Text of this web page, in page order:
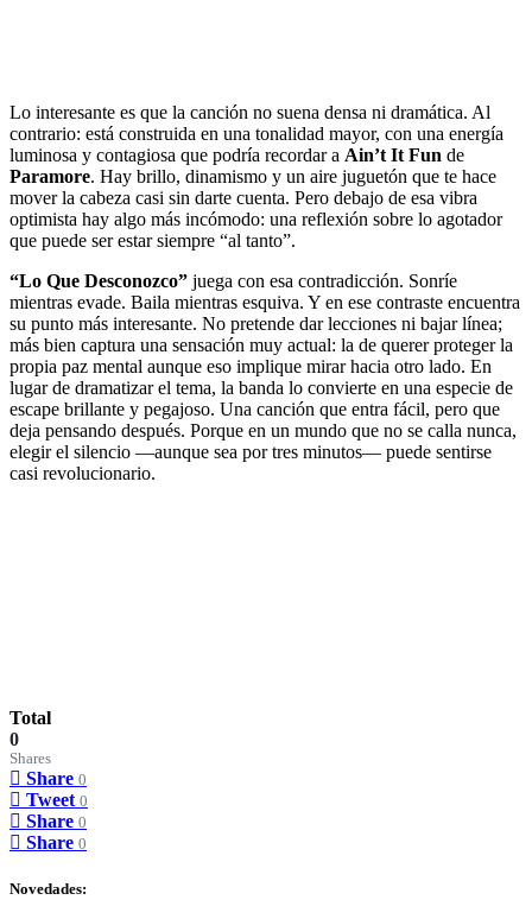
Lo interesante es que la canción no suena densa ni dramática. Al
contrario: está construida en una tonalidad mayor, con una energía
luminosa y contagiosa que podría recordar a Ain’t It Fun de
Paramore. Hay brillo, dinamismo y un aire juguetón que te hace
mover la cabeza casi sin darte cuenta. Pero debajo de esa vibra
optimista hay algo más incómodo: una reflexión sobre lo agotador
que puede ser estar siempre “al tanto”.
“Lo Que Desconozco” juega con esa contradicción. Sonríe
mientras evade. Baila mientras esquiva. Y en ese contraste encuentra
su punto más interesante. No pretende dar lecciones ni bajar línea;
más bien captura una sensación muy actual: la de querer proteger la
propia paz mental aunque eso implique mirar hacia otro lado. En
lugar de dramatizar el tema, la banda lo convierte en una especie de
escape brillante y pegajoso. Una canción que entra fácil, pero que
deja pensando después. Porque en un mundo que no se calla nunca,
elegir el silencio —aunque sea por tres minutos— puede sentirse
casi revolucionario.
Total
0
Shares
Share 0
Tweet 0
Share 0
Share 0
Novedades: